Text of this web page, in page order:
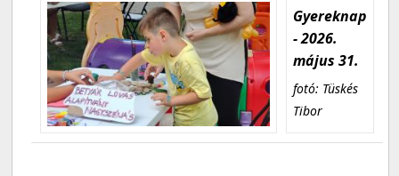
Gyereknap
- 2026.
május 31.
fotó: Tüskés
Tibor